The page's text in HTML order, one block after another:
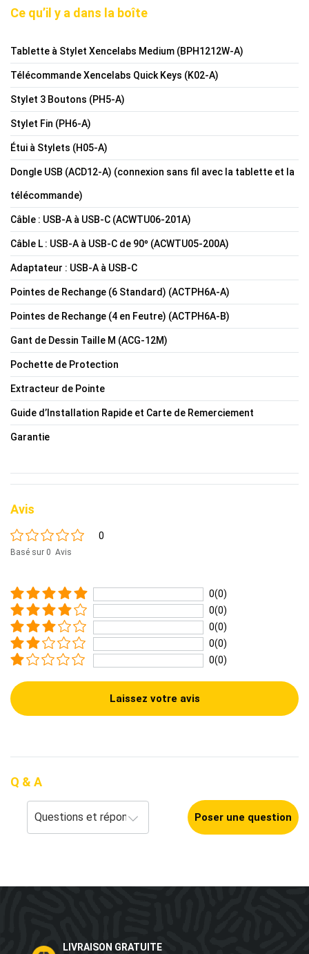
Ce qu’il y a dans la boîte
Tablette à Stylet Xencelabs Medium (BPH1212W-A)
Télécommande Xencelabs Quick Keys (K02-A)
Stylet 3 Boutons (PH5-A)
Stylet Fin (PH6-A)
Étui à Stylets (H05-A)
Dongle USB (ACD12-A) (connexion sans fil avec la tablette et la
télécommande)
Câble : USB-A à USB-C (ACWTU06-201A)
Câble L : USB-A à USB-C de 90º (ACWTU05-200A)
Adaptateur : USB-A à USB-C
Pointes de Rechange (6 Standard) (ACTPH6A-A)
Pointes de Rechange (4 en Feutre) (ACTPH6A-B)
Gant de Dessin Taille M (ACG-12M)
Pochette de Protection
Extracteur de Pointe
Guide d’Installation Rapide et Carte de Remerciement
Garantie
Avis
0
Basé sur 0 Avis
0(0)
0(0)
0(0)
0(0)
0(0)
Laissez votre avis
Q & A
Poser une question
LIVRAISON GRATUITE